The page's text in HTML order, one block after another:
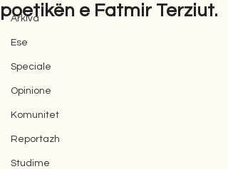
Arkiva
Ese
Speciale
Opinione
Komunitet
Reportazh
Studime
poetikën e Fatmir Terziut.